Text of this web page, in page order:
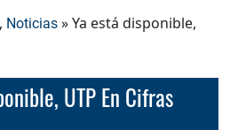
, Noticias » Ya está disponible,
UTP En Cifras